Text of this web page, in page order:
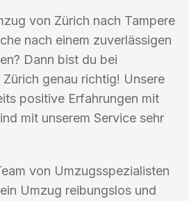
von Zürich nach Tampere
nach einem zuverlässigen
Dann bist du bei
genau richtig! Unsere
positive Erfahrungen mit
mit unserem Service sehr
von Umzugsspezialisten
Umzug reibungslos und